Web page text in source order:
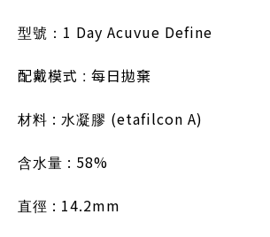
型號： 1 Day Acuvue Define
配戴模式 : 每日拋棄
材料 : 水凝膠 (etafilcon A)
含水量 : 58%
直徑 : 14.2mm